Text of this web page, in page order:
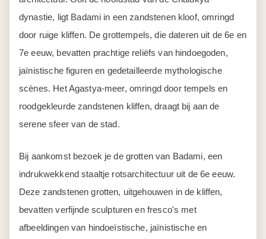
dynastie, ligt Badami in een zandstenen kloof, omringd
door ruige kliffen. De grottempels, die dateren uit de 6e en
7e eeuw, bevatten prachtige reliëfs van hindoegoden,
jaïnistische figuren en gedetailleerde mythologische
scènes. Het Agastya-meer, omringd door tempels en
roodgekleurde zandstenen kliffen, draagt bij aan de
serene sfeer van de stad.
Bij aankomst bezoek je de grotten van Badami, een
indrukwekkend staaltje rotsarchitectuur uit de 6e eeuw.
Deze zandstenen grotten, uitgehouwen in de kliffen,
bevatten verfijnde sculpturen en fresco's met
afbeeldingen van hindoeïstische, jaïnistische en